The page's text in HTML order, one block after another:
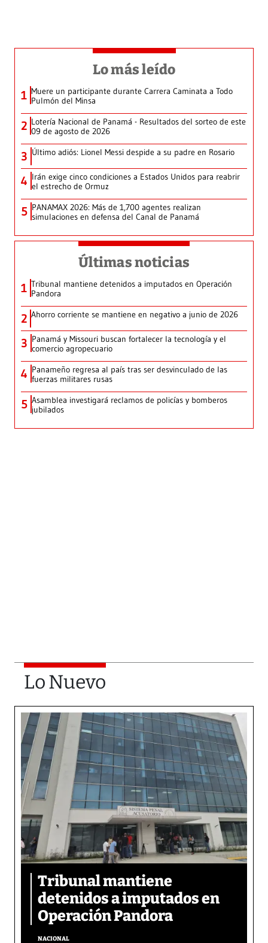
Lo más leído
1 Muere un participante durante Carrera Caminata a Todo
Pulmón del Minsa
2 Lotería Nacional de Panamá - Resultados del sorteo de este
09 de agosto de 2026
3 Último adiós: Lionel Messi despide a su padre en Rosario
4 Irán exige cinco condiciones a Estados Unidos para reabrir
el estrecho de Ormuz
5 PANAMAX 2026: Más de 1,700 agentes realizan
simulaciones en defensa del Canal de Panamá
Últimas noticias
1 Tribunal mantiene detenidos a imputados en Operación
Pandora
2 Ahorro corriente se mantiene en negativo a junio de 2026
3 Panamá y Missouri buscan fortalecer la tecnología y el
comercio agropecuario
4 Panameño regresa al país tras ser desvinculado de las
fuerzas militares rusas
5 Asamblea investigará reclamos de policías y bomberos
jubilados
Lo Nuevo
Tribunal mantiene
detenidos a imputados en
Operación Pandora
NACIONAL